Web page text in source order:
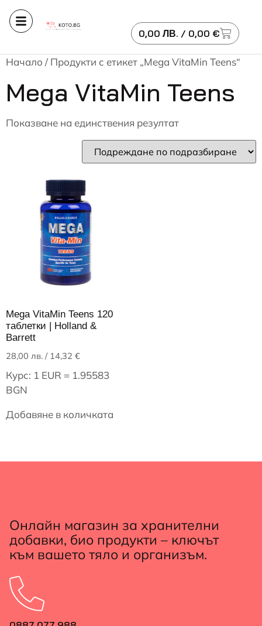
0,00 ЛВ. / 0,00 €
Начало / Продукти с етикет „Mega VitaMin Teens“
Mega VitaMin Teens
Показване на единствения резултат
Mega VitaMin Teens 120
таблетки | Holland &
Barrett
28,00 лв. / 14,32 €
Курс: 1 EUR = 1.95583
BGN
Добавяне в количката
Онлайн магазин за хранителни
добавки, био продукти – ключът
към вашето тяло и организъм.